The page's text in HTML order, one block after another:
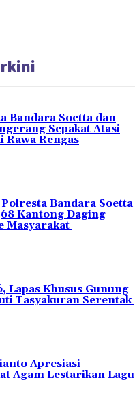
Bandara Soetta dan
Sepakat Atasi
Rawa Rengas
Bandara Soetta
Kantong Daging
Masyarakat
Lapas Khusus Gunung
Tasyakuran Serentak
Apresiasi
Agam Lestarikan Lagu